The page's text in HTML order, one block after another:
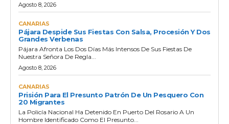
Agosto 8, 2026
CANARIAS
Pájara Despide Sus Fiestas Con Salsa, Procesión Y Dos
Grandes Verbenas
Pájara Afronta Los Dos Días Más Intensos De Sus Fiestas De
Nuestra Señora De Regla...
Agosto 8, 2026
CANARIAS
Prisión Para El Presunto Patrón De Un Pesquero Con
20 Migrantes
La Policía Nacional Ha Detenido En Puerto Del Rosario A Un
Hombre Identificado Como El Presunto...